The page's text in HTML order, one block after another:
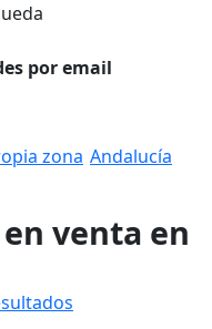
por email
zona Andalucía
venta en